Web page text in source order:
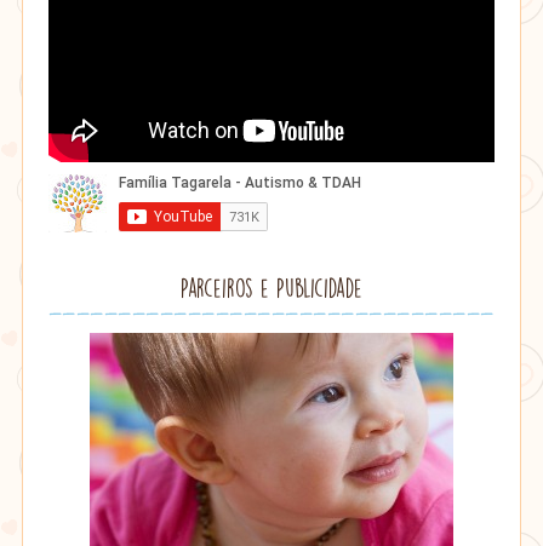
Parceiros e Publicidade
Lithu
âmbar